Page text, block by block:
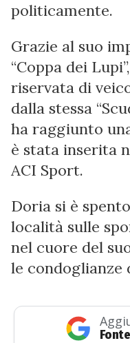
politicamente.
Grazie al suo
“Coppa dei
riservata di
dalla stessa
ha raggiunto
è stata inserita
ACI Sport.
Doria si è
località sulle
nel cuore del
le condoglianze